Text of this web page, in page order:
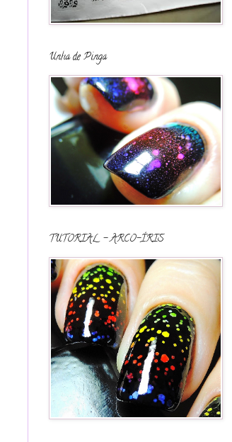
Unha de Pinga
TUTORIAL - ARCO-ÍRIS